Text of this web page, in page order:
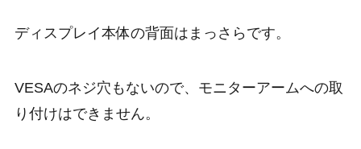
ディスプレイ本体の背面はまっさらです。
VESAのネジ穴もないので、モニターアームへの取
り付けはできません。